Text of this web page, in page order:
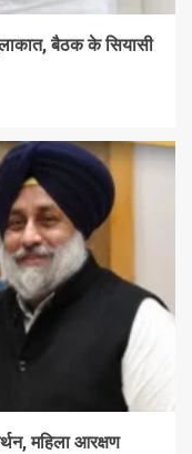
बैठक के सियासी
महिला आरक्षण